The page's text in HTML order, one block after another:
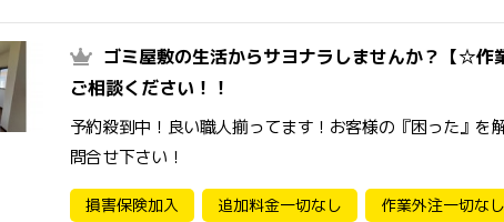
ゴミ屋敷の生活からサヨナラしませんか？【☆
ご相談ください！！
予約殺到中！良い職人揃ってます！お客様の『困った』を
問合せ下さい！
損害保険加入 追加料金一切なし 作業外注一切なし